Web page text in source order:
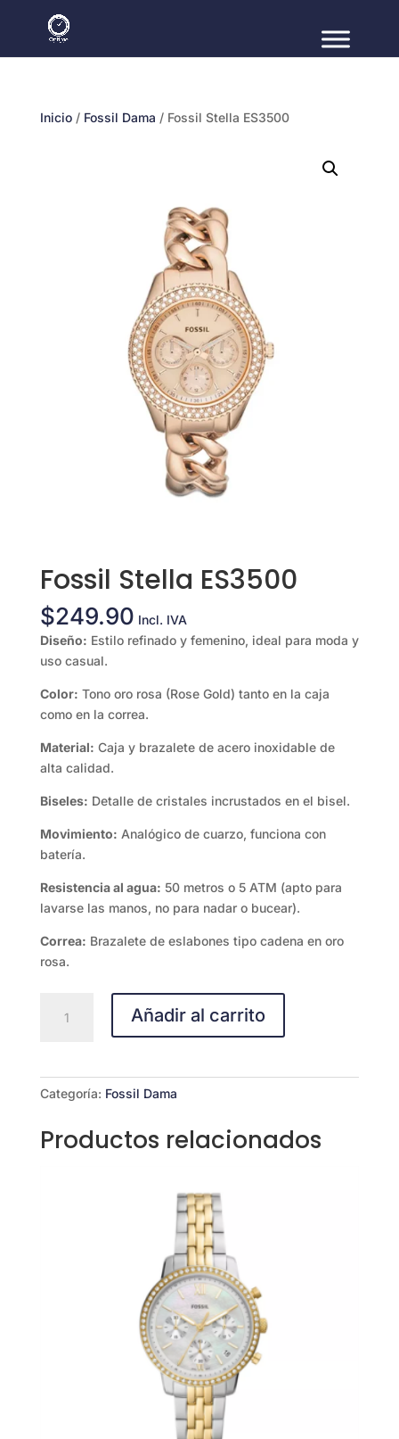
Inicio/ Fossil Dama / Fossil Stella ES3500
Fossil Stella ES3500
$249.90 Incl. IVA
Diseño: Estilo refinado y femenino, ideal para moda y
uso casual.
Color: Tono oro rosa (Rose Gold) tanto en la caja
como en la correa.
Material: Caja y brazalete de acero inoxidable de
alta calidad.
Biseles: Detalle de cristales incrustados en el bisel.
Movimiento: Analógico de cuarzo, funciona con
batería.
Resistencia al agua: 50 metros o 5 ATM (apto para
lavarse las manos, no para nadar o bucear).
Correa: Brazalete de eslabones tipo cadena en oro
rosa.
Stella
Añadir al carrito
Categoría: Fossil Dama
Productos relacionados